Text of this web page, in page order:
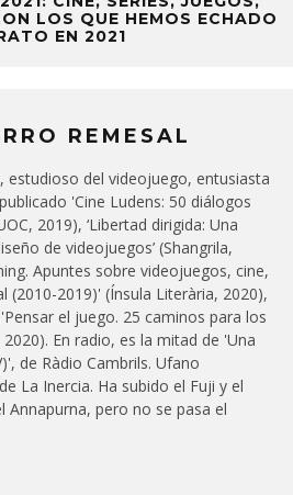
LOS QUE HEMOS ECHADO
EN 2021
REMESAL
estudioso del videojuego, entusiasta
'Cine Ludens: 50 diálogos
2019), ‘Libertad dirigida: Una
de videojuegos’ (Shangrila,
Apuntes sobre videojuegos, cine,
(2010-2019)' (Ínsula Literària, 2020),
el juego. 25 caminos para los
En radio, es la mitad de 'Una
de Ràdio Cambrils. Ufano
La Inercia. Ha subido el Fuji y el
Annapurna, pero no se pasa el